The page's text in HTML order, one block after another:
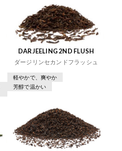
DARJEELING 2ND FLUSH
ダージリンセカンドフラッシュ
軽やかで、爽やか
芳醇で温かい